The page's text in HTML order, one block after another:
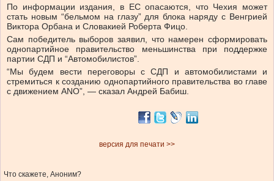
По информации издания, в ЕС опасаются, что Чехия может
стать новым “бельмом на глазу” для блока наряду с Венгрией
Виктора Орбана и Словакией Роберта Фицо.
Сам победитель выборов заявил, что намерен сформировать
однопартийное правительство меньшинства при поддержке
партии СДП и “Автомобилистов”.
“Мы будем вести переговоры с СДП и автомобилистами и
стремиться к созданию однопартийного правительства во главе
с движением ANO”, — сказал Андрей Бабиш.
версия для печати >>
Что скажете, Аноним?